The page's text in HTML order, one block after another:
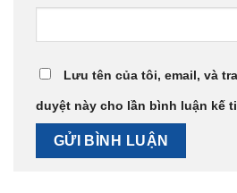
Lưu tên của tôi, email, và
duyệt này cho lần bình luận kế